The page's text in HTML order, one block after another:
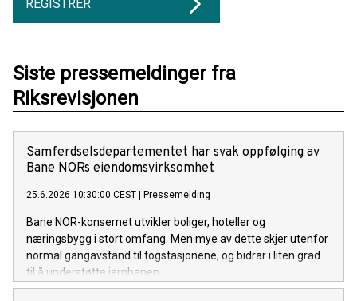
REGISTRER
Siste pressemeldinger fra
Riksrevisjonen
Samferdselsdepartementet har svak oppfølging av
Bane NORs eiendomsvirksomhet
25.6.2026 10:30:00 CEST Pressemelding
Bane NOR-konsernet utvikler boliger, hoteller og
næringsbygg i stort omfang. Men mye av dette skjer utenfor
normal gangavstand til togstasjonene, og bidrar i liten grad
til å understøtte jernbanen.